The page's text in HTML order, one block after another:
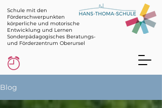
Schule mit den
Förderschwerpunkten
körperliche und motorische
Entwicklung und Lernen
Sonderpädagogisches Beratungs-
und Förderzentrum Oberursel
Blog